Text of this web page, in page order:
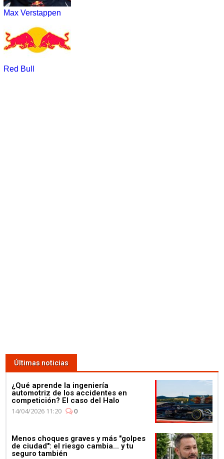
Max Verstappen
Red Bull
Últimas noticias
¿Qué aprende la ingeniería
automotriz de los accidentes en
competición? El caso del Halo
14/04/2026 11:20
0
Menos choques graves y más "golpes
de ciudad": el riesgo cambia... y tu
seguro también